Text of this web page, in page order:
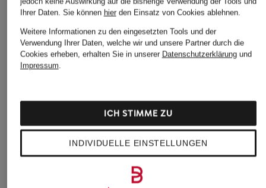
Nike
MAAP
Rennradschuhe
MAAP X QUOC M3
On
Ihrer Daten. Sie können hierden Einsatz von Cookies ablehnen.
Weitere Informationen zu den eingesetzten Tools und der
Verwendung Ihrer Daten, welche wir und unsere Partner durch die
Cookies erheben, erhalten Sie in unserer Datenschutzerklärungund
Impressum.
INDIVIDUELLE EINSTELLUNGEN
ICH STIMME ZU